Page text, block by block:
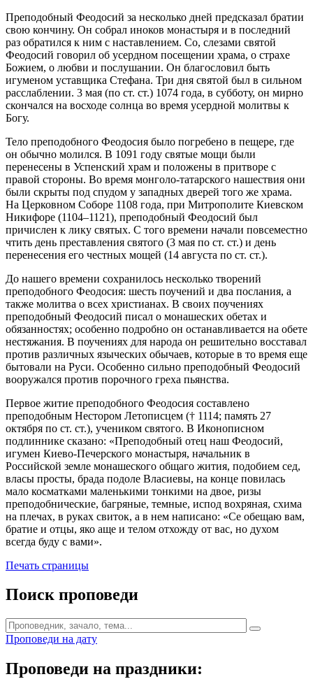
Преподобный Феодосий за несколько дней предсказал братии
свою кончину. Он собрал иноков монастыря и в последний
раз обратился к ним с наставлением. Со, слезами святой
Феодосий говорил об усердном посещении храма, о страхе
Божием, о любви и послушании. Он благословил быть
игуменом уставщика Стефана. Три дня святой был в сильном
расслаблении. 3 мая (по ст. ст.) 1074 года, в субботу, он мирно
скончался на восходе солнца во время усердной молитвы к
Богу.
Тело преподобного Феодосия было погребено в пещере, где
он обычно молился. В 1091 году святые мощи были
перенесены в Успенский храм и положены в притворе с
правой стороны. Во время монголо-татарского нашествия они
были скрыты под спудом у западных дверей того же храма.
На Церковном Соборе 1108 года, при Митрополите Киевском
Никифоре (1104–1121), преподобный Феодосий был
причислен к лику святых. С того времени начали повсеместно
чтить день преставления святого (3 мая по ст. ст.) и день
перенесения его честных мощей (14 августа по ст. ст.).
До нашего времени сохранилось несколько творений
преподобного Феодосия: шесть поучений и два послания, а
также молитва о всех христианах. В своих поучениях
преподобный Феодосий писал о монашеских обетах и
обязанностях; особенно подробно он останавливается на обете
нестяжания. В поучениях для народа он решительно восставал
против различных языческих обычаев, которые в то время еще
бытовали на Руси. Особенно сильно преподобный Феодосий
вооружался против порочного греха пьянства.
Первое житие преподобного Феодосия составлено
преподобным Нестором Летописцем († 1114; память 27
октября по ст. ст.), учеником святого. В Иконописном
подлиннике сказано: «Преподобный отец наш Феодосий,
игумен Киево-Печерского монастыря, начальник в
Российской земле монашеского общаго жития, подобием сед,
власы просты, брада подоле Власиевы, на конце повилась
мало косматками маленькими тонкими на двое, ризы
преподобнические, багряные, темные, испод вохряная, схима
на плечах, в руках свиток, а в нем написано: «Се обещаю вам,
братие и отцы, яко аще и телом отхожду от вас, но духом
всегда буду с вами».
Печать страницы
Поиск проповеди
Проповеди на дату
Проповеди на праздники: